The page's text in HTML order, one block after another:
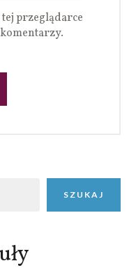
przeglądarce
SZUKAJ